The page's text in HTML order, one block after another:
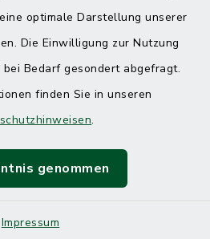
optimale Darstellung unserer
Die Einwilligung zur Nutzung
Bedarf gesondert abgefragt.
finden Sie in unseren
.
genommen
Impressum
Einstellungen